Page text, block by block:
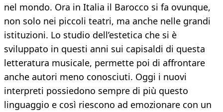
nel mondo. Ora in Italia il Barocco si fa ovunque,
non solo nei piccoli teatri, ma anche nelle grandi
istituzioni. Lo studio dell’estetica che si è
sviluppato in questi anni sui capisaldi di questa
letteratura musicale, permette poi di affrontare
anche autori meno conosciuti. Oggi i nuovi
interpreti possiedono sempre di più questo
linguaggio e così riescono ad emozionare con un